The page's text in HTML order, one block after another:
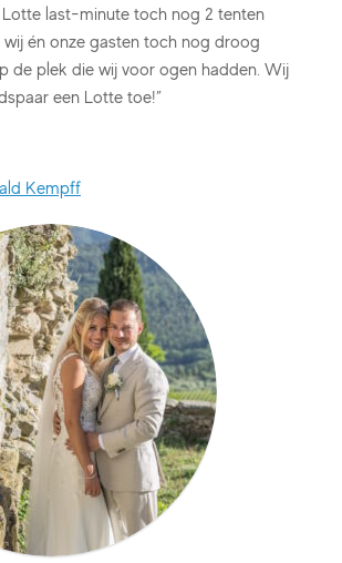
last-minute toch nog 2 tenten
én onze gasten toch nog droog
de plek die wij voor ogen hadden. Wij
een Lotte toe!”
Kempff